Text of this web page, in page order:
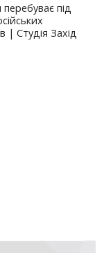
під
| Студія Захід